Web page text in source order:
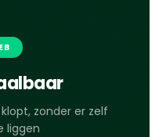
zonder er zelf
liggen